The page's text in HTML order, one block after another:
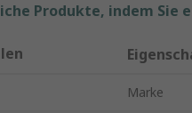
Produkte, indem
Marke